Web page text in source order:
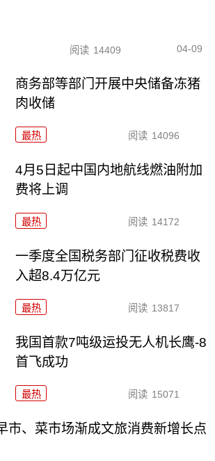
阅读 14409 04-09
商务部等部门开展中央储备冻猪
肉收储
最热 阅读 14096
4月5日起中国内地航线燃油附加
费将上调
最热 阅读 14172
一季度全国税务部门征收税费收
入超8.4万亿元
最热 阅读 13817
我国首款7吨级运投无人机长鹰-8
首飞成功
最热 阅读 15071
市、菜市场渐成文旅消费新增长点